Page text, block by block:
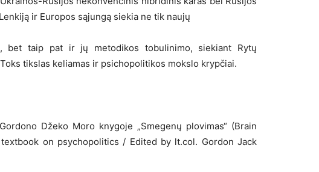
ir Europos sąjungą siekia ne tik naujų
bet taip pat ir jų metodikos tobulinimo, siekiant Rytų
tikslas keliamas ir psichopolitikos mokslo krypčiai.
Džeko Moro knygoje „Smegenų plovimas“ (Brain
on psychopolitics / Edited by lt.col. Gordon Jack